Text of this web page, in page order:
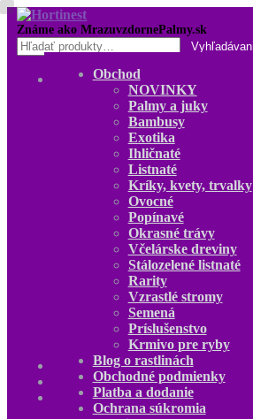
Preskočiť
na
navigáciu
Preskočiť
na
obsah
Hľadať:
Obchod
NOVINKY
Palmy a juky
Bambusy
Exotika
Ihličnaté
Listnaté
Kríky, kvety, trvalky
Ovocné
Popínavé
Okrasné trávy
Včelárske dreviny
Stálozelené listnaté
Rarity
Vzrastlé stromy
Semená
Príslušenstvo
Krmivo pre ryby
Blog o rastlinách
O nás
Kontakt
Obchod
NOVINKY
Palmy a juky
Bambusy
Exotika
Ihličnaté
Listnaté
Kríky, kvety, trvalky
Ovocné
Popínavé
Okrasné trávy
Včelárske dreviny
Stálozelené listnaté
Rarity
Vzrastlé stromy
Semená
Príslušenstvo
Krmivo pre ryby
Blog o rastlinách
Obchodné podmienky
Platba a dodanie
Ochrana súkromia